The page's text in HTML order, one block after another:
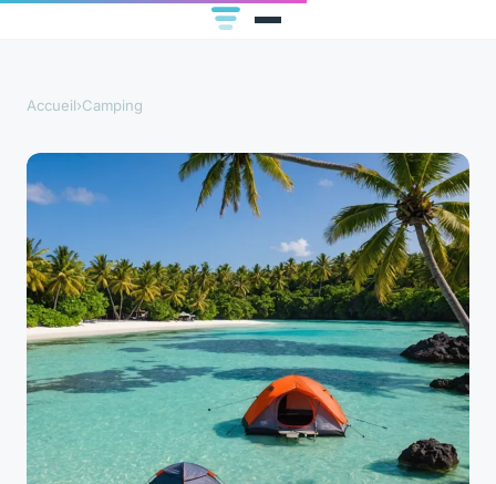
Accueil›Camping